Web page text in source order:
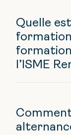
Quelle
l’ISME